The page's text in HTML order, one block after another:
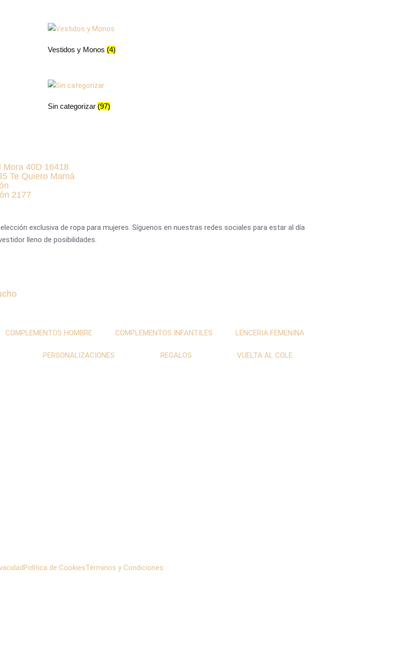
Vestidos y Monos (4)
Sin categorizar (97)
Mora 40D 16418
Te Quiero Mamá
2177
exclusiva de ropa para mujeres. Síguenos en nuestras redes sociales para estar al día
lleno de posibilidades.
COMPLEMENTOS HOMBRE COMPLEMENTOS INFANTILES LENCERIA FEMENINA
PERSONALIZACIONES REGALOS VUELTA AL COLE
Política de CookiesTérminos y Condiciones